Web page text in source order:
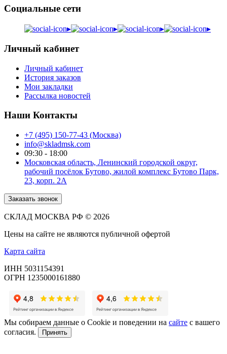
Социальные сети
▸ ▸ ▸ ▸
Личный кабинет
Личный кабинет
История заказов
Мои закладки
Рассылка новостей
Наши Контакты
+7 (495) 150-77-43 (Москва)
info@skladmsk.com
09:30 - 18:00
Московская область, Ленинский городской округ,
рабочий посёлок Бутово, жилой комплекс Бутово Парк,
23, корп. 2А
Заказать звонок
СКЛАД МОСКВА РФ © 2026
Цены на сайте не являются публичной офертой
Карта сайта
ИНН 5031154391
ОГРН 1235000161880
Мы собираем данные о Cookie и поведении на сайте с вашего
согласия.
Принять